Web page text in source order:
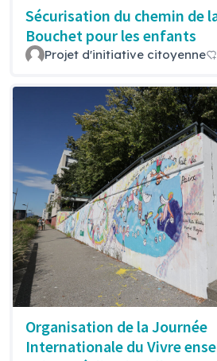
Sécurisation du chemin de
Bouchet pour les enfants
Projet d'initiative citoyenne
Organisation de la Journée
Internationale du Vivre